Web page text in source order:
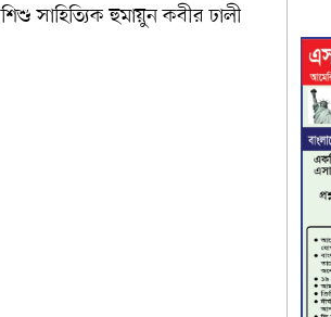
সাহিত্যিক হুমায়ুন কবীর ঢালী